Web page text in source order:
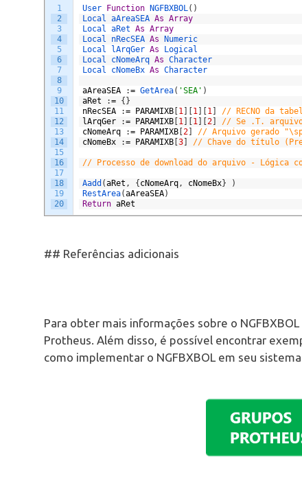
1
2
3
4
5
6
7
8
9
10
11
12
13
14
15
16
17
18
19
20
User Function NGFBXBOL ( )
Local aAreaSEA As Array
Local aRet As Array
Local nRecSEA As Numeric
Local lArqGer As
Logical
Local cNomeArq As Character
Local cNomeBx As Character
aAreaSEA := GetArea( 'SEA' )
aRet
:= {}
nRecSEA
:= PARAMIXB [1 ] [1 ] [1 ]
// RECNO da
lArqGer
:= PARAMIXB [1 ] [1 ] [2]
// Se .T. arquivo
cNomeArq
:= PARAMIXB [2]
// Arquivo gerado
cNomeBx
:= PARAMIXB [3] // Chave do título
// Processo de download do arquivo - Lógica
Aadd (aRet , {cNomeArq , cNomeBx}
)
RestArea(aAreaSEA)
Return aRet
## Referências adicionais
Para obter mais informações sobre o
Protheus. Além disso, é possível encontrar
como implementar o NGFBXBOL em seu sistema.